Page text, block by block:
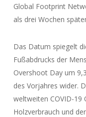
Global Footprint
als drei Wochen
Das Datum spiegelt
Fußabdrucks der
Overshoot Day um
des Vorjahres wider.
weltweiten COVID-19
Holzverbrauch und